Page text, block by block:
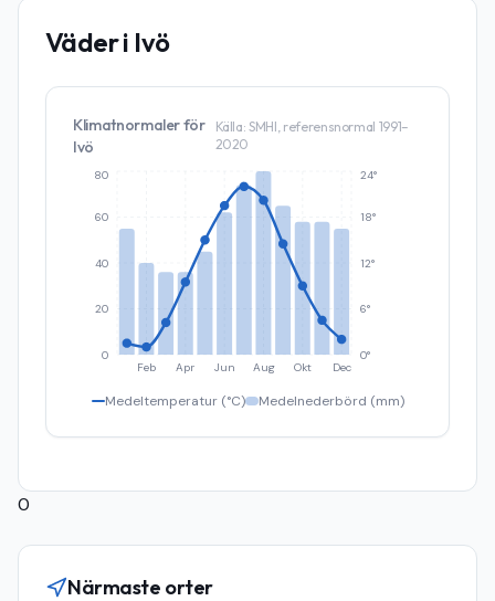
Väder i Ivö
Klimatnormaler för
Ivö
Källa: SMHI, referensnormal 1991–
2020
Feb Apr Jun Aug Okt Dec
0
20
40
60
80
0°
6°
12°
18°
24°
Medeltemperatur (°C) Medelnederbörd (mm)
0
Närmaste orter